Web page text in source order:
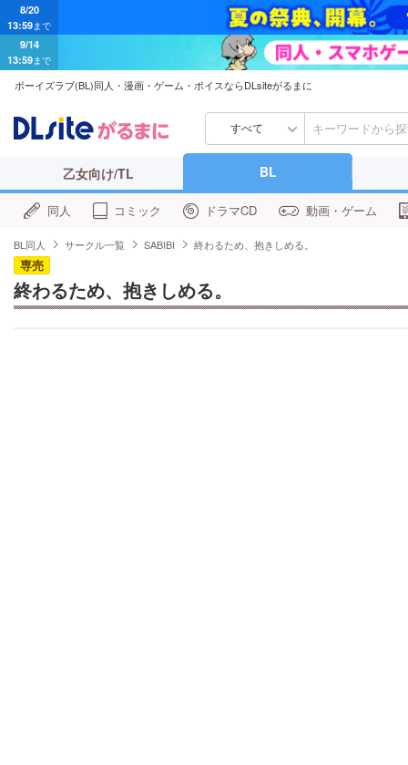
9/14
13:59まで
ボーイズラブ(BL)同人・漫画・ゲーム・ボイスならDLsiteがるまに
すべて
乙女向け/TL BL
同人 コミック ドラマCD 動画・ゲーム
BL同人 サークル一覧 SABIBI 終わるため、抱きしめる。
専売
終わるため、抱きしめる。